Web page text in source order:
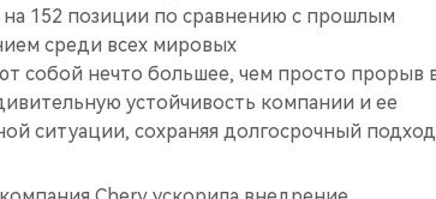
152 позиции по сравнению с прошлым
среди всех мировых
собой нечто большее, чем просто прорыв
устойчивость компании и ее
ситуации, сохраняя долгосрочный